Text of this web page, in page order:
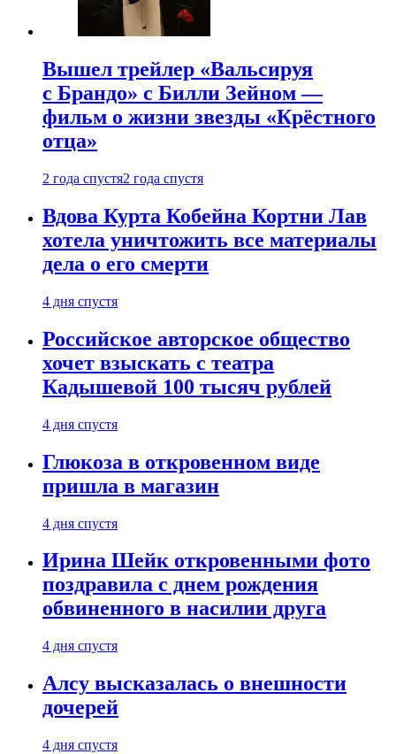
Вышел трейлер «Вальсируя
с Брандо» с Билли Зейном —
фильм о жизни звезды «Крёстного
отца»
2 года спустя2 года спустя
Вдова Курта Кобейна Кортни Лав
хотела уничтожить все материалы
дела о его смерти
4 дня спустя
Российское авторское общество
хочет взыскать с театра
Кадышевой 100 тысяч рублей
4 дня спустя
Глюкоза в откровенном виде
пришла в магазин
4 дня спустя
Ирина Шейк откровенными фото
поздравила с днем рождения
обвиненного в насилии друга
4 дня спустя
Алсу высказалась о внешности
дочерей
4 дня спустя